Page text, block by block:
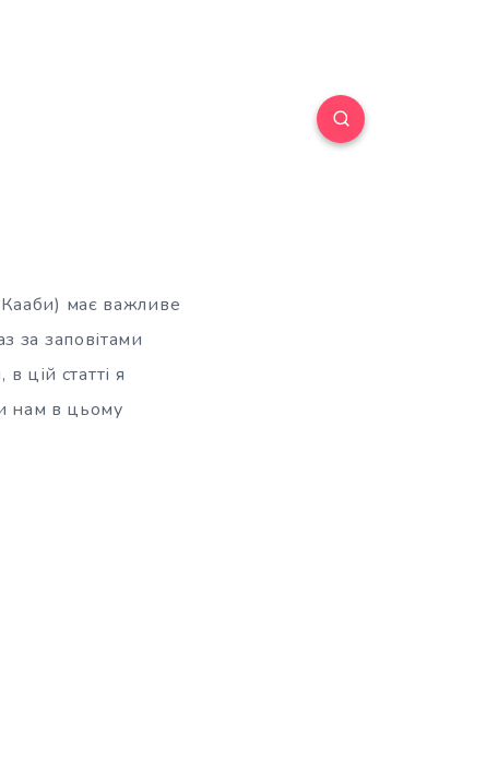
має важливе
за заповітами
цій статті я
нам в цьому